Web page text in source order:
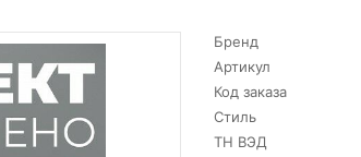
Бренд
Артикул
Код заказа
Стиль
ТН ВЭД